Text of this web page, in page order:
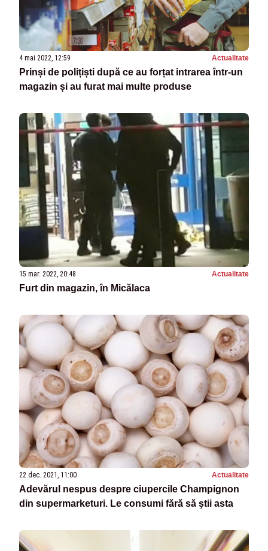
4 mai 2022, 12:59 Actualitate
Prinși de polițiști după ce au forțat intrarea într-un
magazin și au furat mai multe produse
15 mar. 2022, 20:48 Actualitate
Furt din magazin, în Micălaca
22 dec. 2021, 11:00 Actualitate
Adevărul nespus despre ciupercile Champignon
din supermarketuri. Le consumi fără să ştii asta